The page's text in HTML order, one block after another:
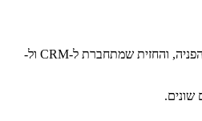
ההחלטה על עיצוב האתר עבור ברוקראז' Forex אינה בחירה אסתטית בלבד. האתר הוא אות האמון הראשון שסוחר פוטנציאלי מעריך, הפלטפורמה שבאמצעותה IBs משתפים קישורי הפניה, והחזית שמתחברת ל-CRM ול-